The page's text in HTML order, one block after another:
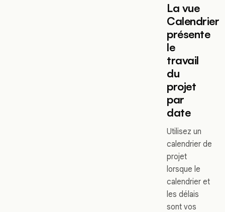
La vue
Calendrier
présente
le
travail
du
projet
par
date
Utilisez un
calendrier de
projet
lorsque le
calendrier et
les délais
sont vos